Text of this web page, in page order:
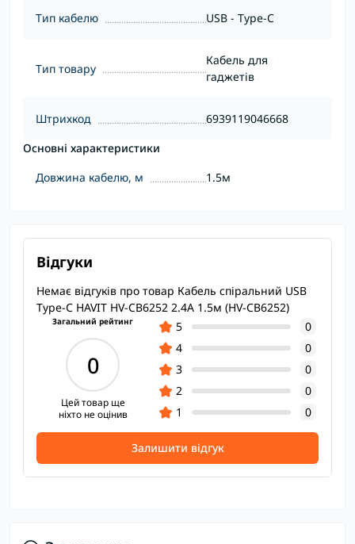
Тип кабелю USB - Type-C
Тип товару
Кабель для
гаджетів
Штрихкод
6939119046668
Основні характеристики
Довжина кабелю, м
1.5м
Відгуки
Немає відгуків про товар Кабель спіральний USB
Type-C HAVIT HV-CB6252 2.4A 1.5м (HV-CB6252)
Загальний рейтинг
0
Цей товар ще
ніхто не оцінив
5
0
4
0
3
0
2
0
1
0
Залишити відгук